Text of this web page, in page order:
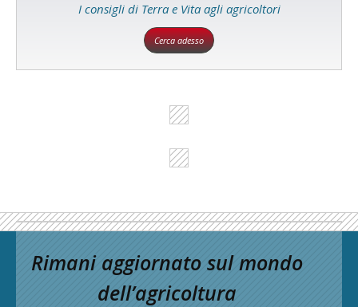
I consigli di Terra e Vita agli agricoltori
Cerca adesso
Rimani aggiornato sul mondo
dell’agricoltura